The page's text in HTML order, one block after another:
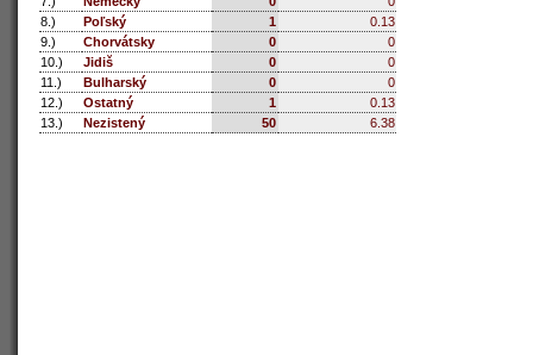
8.)
Poľský 1
0.13
9.)
Chorvátsky 0
0
10.)
Jidiš 0
0
11.)
Bulharský 0
0
12.)
Ostatný 1
0.13
13.)
Nezistený 50 6.38